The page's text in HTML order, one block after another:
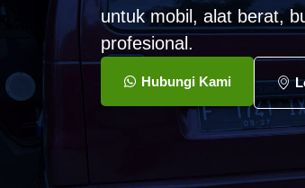
untuk mobil, alat berat,
profesional.
Hubungi Kami